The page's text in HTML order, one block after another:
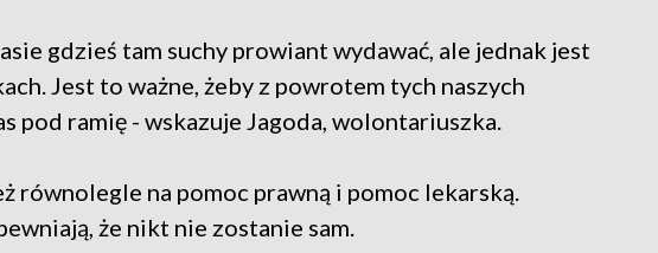
gdzieś tam suchy prowiant wydawać, ale jednak jest
Jest to ważne, żeby z powrotem tych naszych
pod ramię - wskazuje Jagoda, wolontariuszka.
równolegle na pomoc prawną i pomoc lekarską.
że nikt nie zostanie sam.